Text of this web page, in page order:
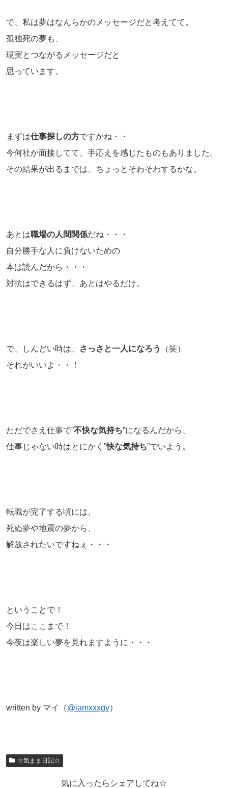
で、私は夢はなんらかのメッセージだと考えてて。
孤独死の夢も、
現実とつながるメッセージだと
思っています。
まずは仕事探しの方ですかね・・
今何社か面接してて、手応えを感じたものもありました。
その結果が出るまでは、ちょっとそわそわするかな。
あとは職場の人間関係だね・・・
自分勝手な人に負けないための
本は読んだから・・・
対抗はできるはず、あとはやるだけ。
で、しんどい時は、 さっさと一人になろう
（笑）
それがいいよ・・！
ただでさえ仕事で”不快な気持ち”になるんだから、
仕事じゃない時はとにかく”快な気持ち”でいよう。
転職が完了する頃には、
死ぬ夢や地震の夢から、
解放されたいですねぇ・・・
ということで！
今日はここまで！
今夜は楽しい夢を見れますように・・・
written by マイ（@iamxxxgv）
☆気まま日記☆
気に入ったらシェアしてね☆